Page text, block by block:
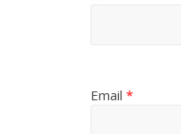
Email *